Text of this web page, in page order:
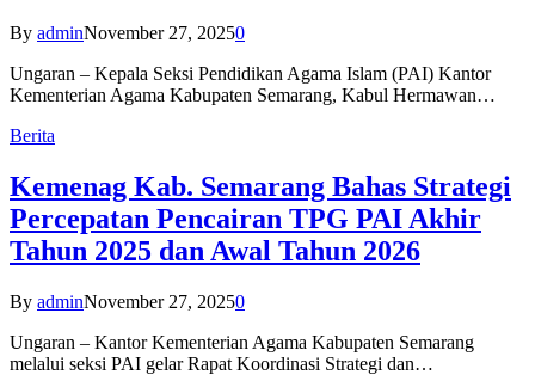
By adminNovember 27, 20250
Ungaran – Kepala Seksi Pendidikan Agama Islam (PAI) Kantor
Kementerian Agama Kabupaten Semarang, Kabul Hermawan…
Berita
Kemenag Kab. Semarang Bahas Strategi
Percepatan Pencairan TPG PAI Akhir
Tahun 2025 dan Awal Tahun 2026
By adminNovember 27, 20250
Ungaran – Kantor Kementerian Agama Kabupaten Semarang
melalui seksi PAI gelar Rapat Koordinasi Strategi dan…